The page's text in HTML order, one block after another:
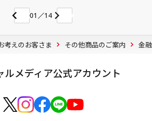
01 14
考えのお客さま その他商品のご案内 金
ルメディア公式アカウント